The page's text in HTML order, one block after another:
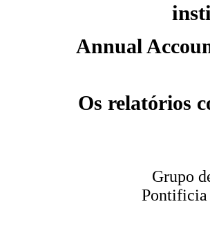
Annual
Os relatórios
Grupo
Pontificia